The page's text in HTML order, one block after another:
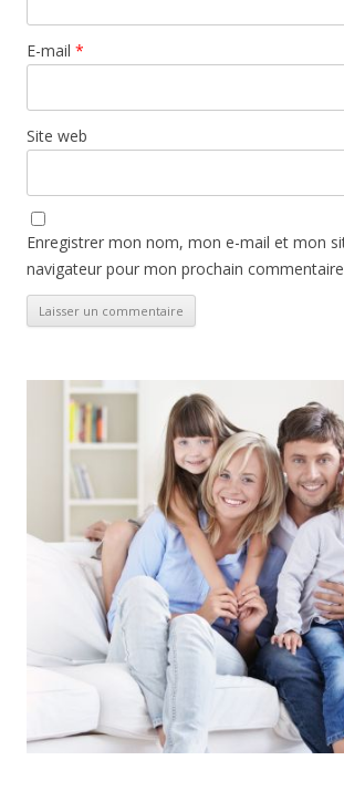
E-mail *
Site web
Enregistrer mon nom, mon e-mail et mon
navigateur pour mon prochain